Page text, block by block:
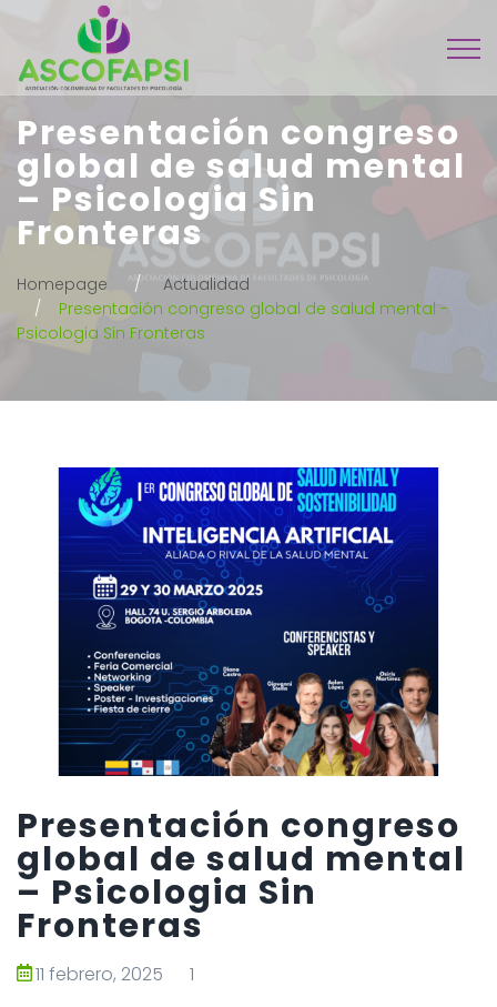
Presentación congreso
global de salud mental
– Psicologia Sin
Fronteras
Homepage
Actualidad
Presentación congreso global de salud mental -
Psicologia Sin Fronteras
Presentación congreso
global de salud mental
– Psicologia Sin
Fronteras
11 febrero, 2025
1